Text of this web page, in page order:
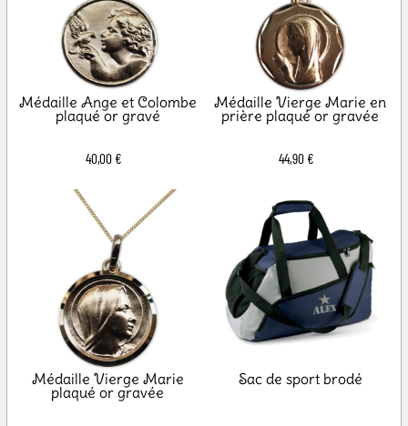
Médaille Ange et Colombe
plaqué or gravé
40,00 €
Médaille Vierge Marie en
prière plaqué or gravée
44,90 €
Médaille Vierge Marie
plaqué or gravée
Sac de sport brodé